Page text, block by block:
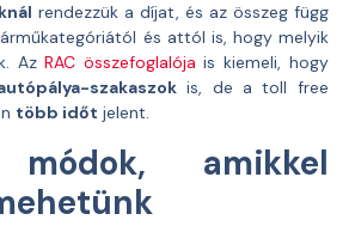
rendezzük a díjat, és az összeg függ
és attól is, hogy melyik
AzRAC összefoglalója is kiemeli, hogy
szakaszok is, de a toll free
több időt jelent.
módok, amikkel